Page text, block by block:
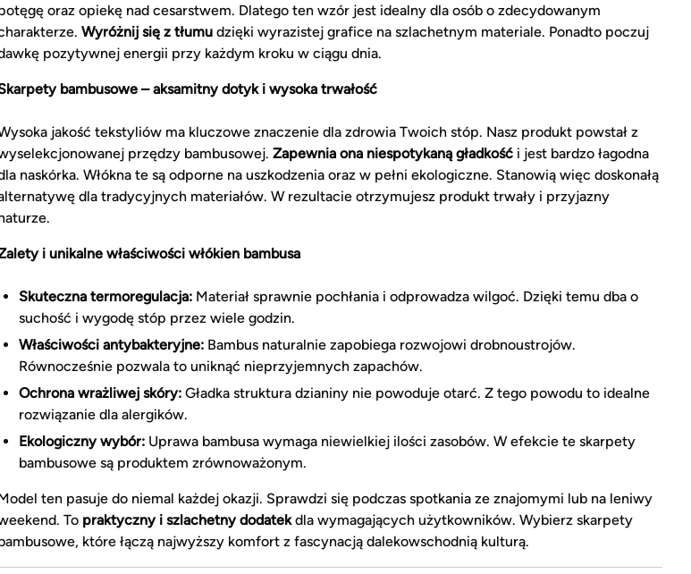
oraz opiekę nad cesarstwem. Dlatego ten wzór jest idealny dla osób o zdecydowanym
Wyróżnij się z tłumu dzięki wyrazistej grafice na szlachetnym materiale. Ponadto poczuj
pozytywnej energii przy każdym kroku w ciągu dnia.
bambusowe – aksamitny dotyk i wysoka trwałość
jakość tekstyliów ma kluczowe znaczenie dla zdrowia Twoich stóp. Nasz produkt powstał z
przędzy bambusowej. Zapewnia ona niespotykaną gładkość i jest bardzo łagodna
naskórka. Włókna te są odporne na uszkodzenia oraz w pełni ekologiczne. Stanowią więc doskonałą
dla tradycyjnych materiałów. W rezultacie otrzymujesz produkt trwały i przyjazny
i unikalne właściwości włókien bambusa
Skuteczna termoregulacja: Materiał sprawnie pochłania i odprowadza wilgoć. Dzięki temu dba o
suchość i wygodę stóp przez wiele godzin.
Właściwości antybakteryjne: Bambus naturalnie zapobiega rozwojowi drobnoustrojów.
Równocześnie pozwala to uniknąć nieprzyjemnych zapachów.
Ochrona wrażliwej skóry: Gładka struktura dzianiny nie powoduje otarć. Z tego powodu to idealne
rozwiązanie dla alergików.
Ekologiczny wybór: Uprawa bambusa wymaga niewielkiej ilości zasobów. W efekcie te skarpety
bambusowe są produktem zrównoważonym.
ten pasuje do niemal każdej okazji. Sprawdzi się podczas spotkania ze znajomymi lub na leniwy
To praktyczny i szlachetny dodatekdla wymagających użytkowników. Wybierz skarpety
które łączą najwyższy komfort z fascynacją dalekowschodnią kulturą.